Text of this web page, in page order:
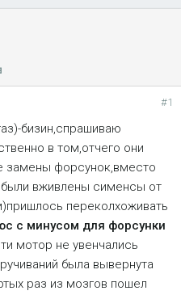
#1
бизин,спрашиваю
в том,отчего они
замены форсунок,вместо
вживлены сименсы от
переколхоживать
с минусом для форсунки
мотор не увенчались
была вывернута
раз из мозгов пошел